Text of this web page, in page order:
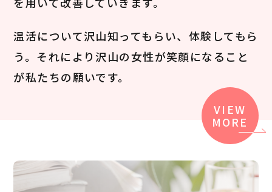
温活について沢山知ってもらい、体験してもら
う。 それにより沢山の女性が笑顔になること
が私たちの願いです。
VIEW
MORE